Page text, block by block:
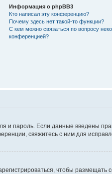
Информация о phpBB3
Кто написал эту конференцию?
Почему здесь нет такой-то функции?
С кем можно связаться по вопросу
конференцией?
и пароль. Если данные введены
свяжитесь с ним для
чтобы